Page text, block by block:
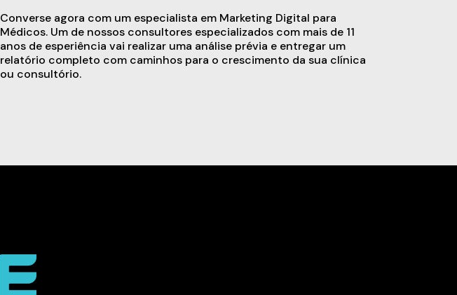
Converse agora com um especialista em Marketing Digital para
Médicos. Um de nossos consultores especializados com mais de 11
anos de esperiência vai realizar uma análise prévia e entregar um
relatório completo com caminhos para o crescimento da sua clínica
ou consultório.